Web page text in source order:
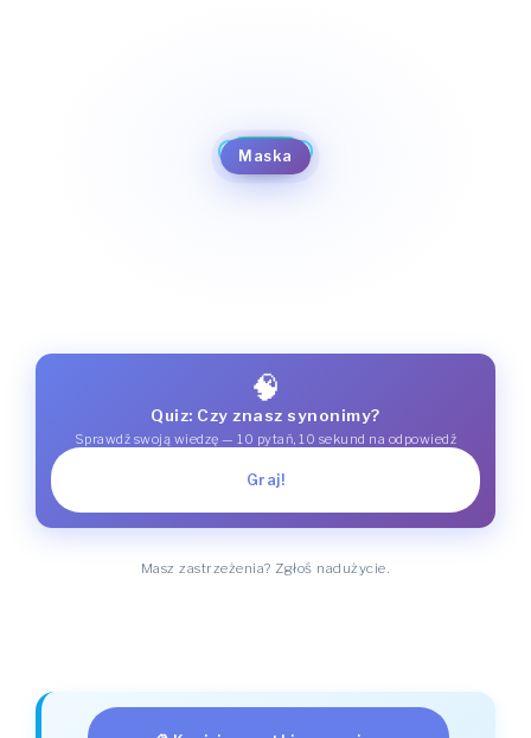
Maska
maska
mina
poza
pozór
czapka
czepek
kapelusz
mycka
habit
kimono
kostium
maskowanie
🧠
Quiz: Czy znasz synonimy?
Sprawdź swoją wiedzę — 10 pytań, 10 sekund na odpowiedź
Graj!
Masz zastrzeżenia? Zgłoś nadużycie.